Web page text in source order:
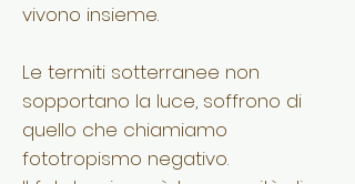
vivono insieme.
Le termiti sotterranee non
sopportano la luce, soffrono di
quello che chiamiamo
fototropismo negativo.